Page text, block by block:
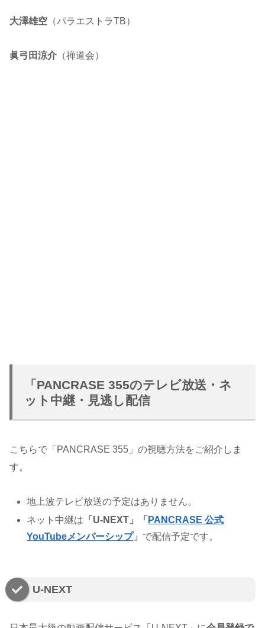
大澤雄空 （パラエストラTB）
眞弓田涼介 （禅道会）
「PANCRASE 355のテレビ放送・ネ
ット中継・見逃し配信
こちらで「PANCRASE 355」の視聴方法をご紹介しま
す。
地上波テレビ放送の予定はありません。
ネット中継は 「U-NEXT」「 PANCRASE 公式
YouTubeメンバーシップ」 で配信予定です。
U-NEXT